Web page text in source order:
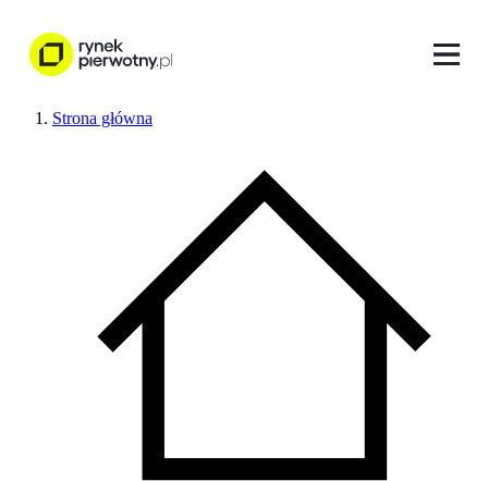
Strona główna